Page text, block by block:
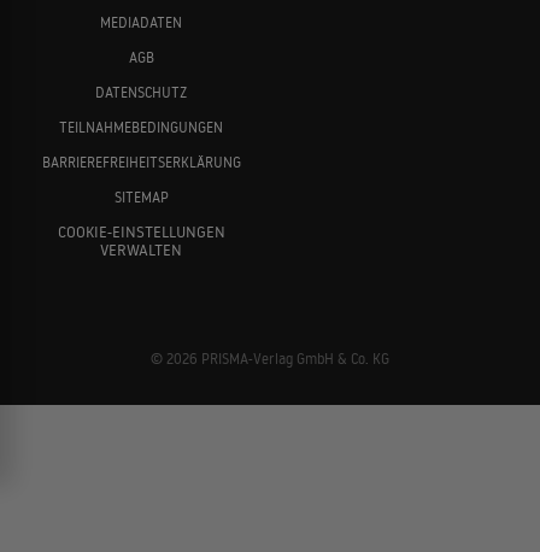
MEDIADATEN
AGB
DATENSCHUTZ
TEILNAHMEBEDINGUNGEN
BARRIEREFREIHEITSERKLÄRUNG
SITEMAP
COOKIE-EINSTELLUNGEN
VERWALTEN
© 2026 PRISMA-Verlag GmbH & Co. KG